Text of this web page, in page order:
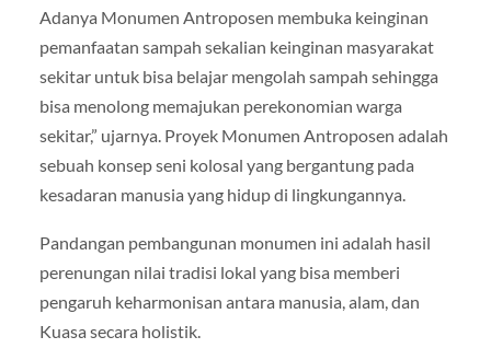
Adanya Monumen Antroposen membuka keinginan
pemanfaatan sampah sekalian keinginan masyarakat
sekitar untuk bisa belajar mengolah sampah sehingga
bisa menolong memajukan perekonomian warga
sekitar,” ujarnya. Proyek Monumen Antroposen adalah
sebuah konsep seni kolosal yang bergantung pada
kesadaran manusia yang hidup di lingkungannya.
Pandangan pembangunan monumen ini adalah hasil
perenungan nilai tradisi lokal yang bisa memberi
pengaruh keharmonisan antara manusia, alam, dan
Kuasa secara holistik.